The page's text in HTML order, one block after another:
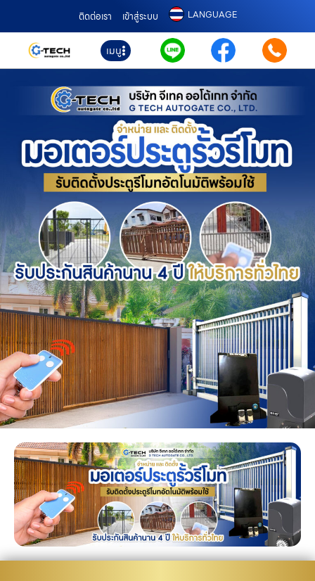
ติดต่อเรา เข้าสู่ระบบ LANGUAGE
เมนู